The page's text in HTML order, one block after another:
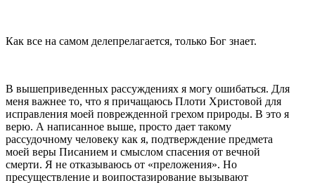
Как все на самом делепрелагается, только Бог знает.
В вышеприведенных рассуждениях я могу ошибаться. Для
меня важнее то, что я причащаюсь Плоти Христовой для
исправления моей поврежденной грехом природы. В это я
верю. А написанное выше, просто дает такому
рассудочному человеку как я, подтверждение предмета
моей веры Писанием и смыслом спасения от вечной
смерти. Я не отказываюсь от «преложения». Но
пресуществление и воипостазирование вызывают